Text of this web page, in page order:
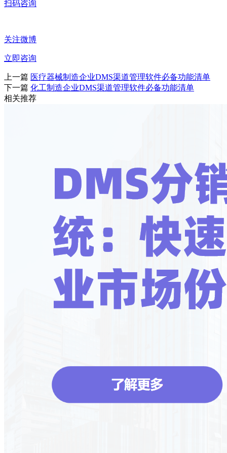
扫码咨询
关注微博
立即咨询
上一篇 医疗器械制造企业DMS渠道管理软件必备功能清单
下一篇 化工制造企业DMS渠道管理软件必备功能清单
相关推荐